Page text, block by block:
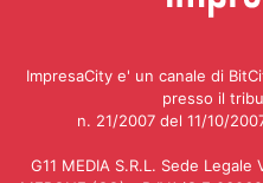
ImpresaCity e' un canale di
presso il
n. 21/2007 del 11/10/
G11 MEDIA S.R.L. Sede